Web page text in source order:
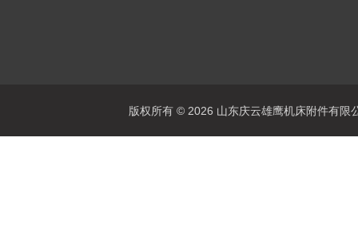
版权所有 © 2026 山东庆云雄鹰机床附件有